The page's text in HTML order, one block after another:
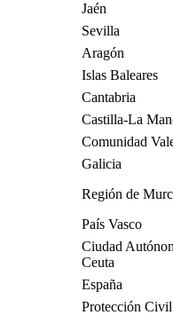
Jaén
Sevilla
Aragón
Islas Baleares
Cantabria
Castilla-La
Comunidad
Galicia
Región de
País Vasco
Ciudad
Ceuta
España
Protección Civil